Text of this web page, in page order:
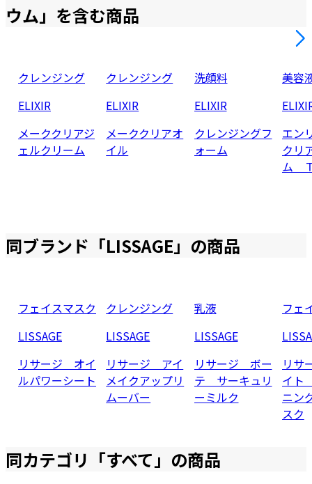
ウム」を含む商品
クレンジング
ELIXIR
メーククリアジ
ェルクリーム
クレンジング
ELIXIR
メーククリアオ
イル
洗顔料
ELIXIR
クレンジングフ
ォーム
美容
エン
クリ
ム
同ブランド「LISSAGE 」の商品
フェイスマスク
LISSAGE
リサージ オイ
ルパワーシート
クレンジング
LISSAGE
リサージ アイ
メイクアップリ
ムーバー
乳液
LISSAGE
リサージ ボー
テ サーキュリ
ーミルク
フェ
リサ
イト
ニン
スク
同カテゴリ「すべて 」の商品